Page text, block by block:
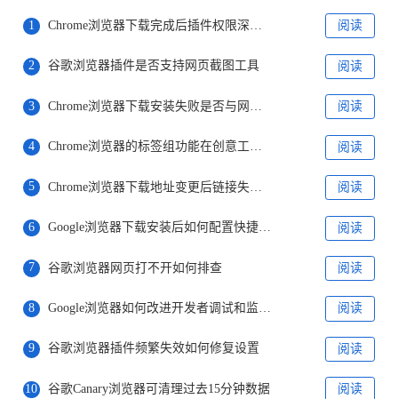
1 阅读
2 谷歌浏览器插件是否支持网页截图工具 阅读
3 阅读
4 Chrome浏览器的标签组功能在创意工作中的应用 阅读
5 阅读
6 Google浏览器下载安装后如何配置快捷方式 阅读
7 谷歌浏览器网页打不开如何排查 阅读
8 阅读
9 谷歌浏览器插件频繁失效如何修复设置 阅读
10 谷歌Canary浏览器可清理过去15分钟数据 阅读